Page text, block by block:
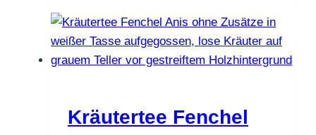
€46,90
weist
mehrere
Varianten
Optionen
Kräutertee Fenchel